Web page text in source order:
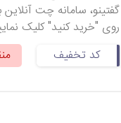
گفتینو، سامانه چت
روی "خرید کنید" کلیک
کد تخفیف